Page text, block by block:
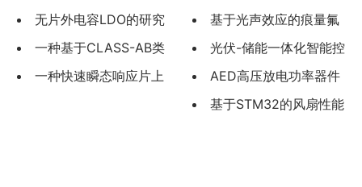
电流LDO
无片外电容LDO的研究
进展一种基于CLASS-AB类
运放的无片
一种快速瞬态响应片上
化选型与工程应用
基于光声效应的痕量氟
化氢的传感技术研究
光伏-储能一体化智能控
制系统设计与实现
AED高压放电功率器件
选型方法及其工程应用
基于STM32的风扇性能